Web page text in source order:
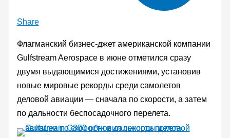
Share
Флагманский бизнес-джет американской компании
Gulfstream Aerospace в июне отметился сразу
двумя выдающимися достижениями, установив
новые мировые рекорды среди самолетов
деловой авиации — сначала по скорости, а затем
по дальности беспосадочного перелета.